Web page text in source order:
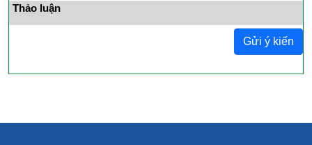
Thảo luận
Gửi ý kiến